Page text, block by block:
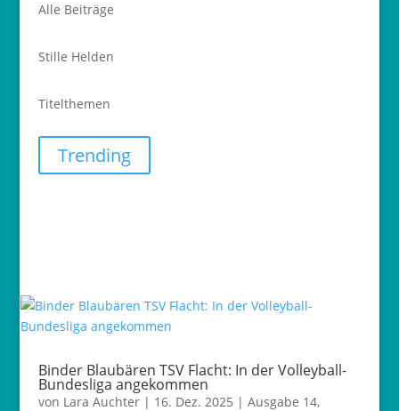
Alle Beiträge
Stille Helden
Titelthemen
Trending
Binder Blaubären TSV Flacht: In der Volleyball-
Bundesliga angekommen
von Lara Auchter| 16. Dez. 2025 | Ausgabe 14,